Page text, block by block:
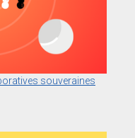
souveraines